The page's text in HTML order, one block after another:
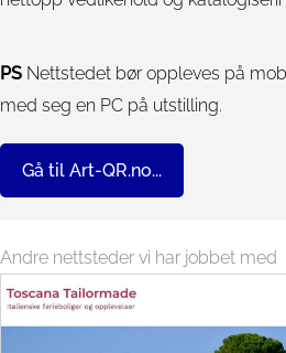
PS Nettstedet bør oppleves på
med seg en PC på utstilling.
Gå til Art-QR.no...
Andre nettsteder vi har jobbet med